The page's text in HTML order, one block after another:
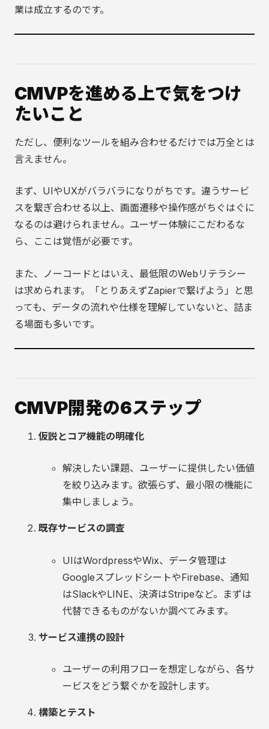
業は成立するのです。
CMVPを進める上で気をつけ
たいこと
ただし、便利なツールを組み合わせるだけでは万全とは
言えません。
まず、UIやUXがバラバラになりがちです。違うサービ
スを繋ぎ合わせる以上、画面遷移や操作感がちぐはぐに
なるのは避けられません。ユーザー体験にこだわるな
ら、ここは覚悟が必要です。
また、ノーコードとはいえ、最低限のWebリテラシー
は求められます。「とりあえずZapierで繋げよう」と思
っても、データの流れや仕様を理解していないと、詰ま
る場面も多いです。
CMVP開発の6ステップ
仮説とコア機能の明確化
解決したい課題、ユーザーに提供したい価値
を絞り込みます。欲張らず、最小限の機能に
集中しましょう。
既存サービスの調査
UIはWordpressやWix、データ管理は
GoogleスプレッドシートやFirebase、通知
はSlackやLINE、決済はStripeなど。まずは
代替できるものがないか調べてみます。
サービス連携の設計
ユーザーの利用フローを想定しながら、各サ
ービスをどう繋ぐかを設計します。
構築とテスト